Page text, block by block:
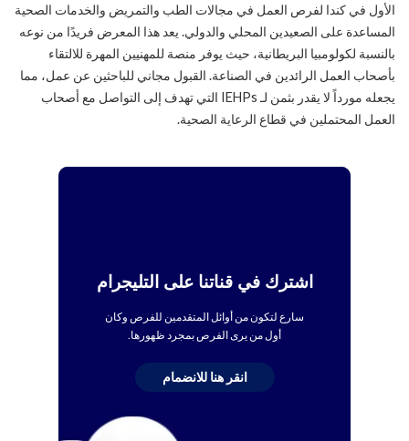
الأول في كندا لفرص العمل في مجالات الطب والتمريض والخدمات الصحية
المساعدة على الصعيدين المحلي والدولي. يعد هذا المعرض فريدًا من نوعه
بالنسبة لكولومبيا البريطانية، حيث يوفر منصة للمهنيين المهرة للالتقاء
بأصحاب العمل الرائدين في الصناعة. القبول مجاني للباحثين عن عمل، مما
يجعله مورداً لا يقدر بثمن لـ IEHPs التي تهدف إلى التواصل مع أصحاب
العمل المحتملين في قطاع الرعاية الصحية.
اشترك في قناتنا على التليجرام
سارع لتكون من أوائل المتقدمين للفرص وكان
أول من يرى الفرص بمجرد ظهورها.
انقر هنا للانضمام